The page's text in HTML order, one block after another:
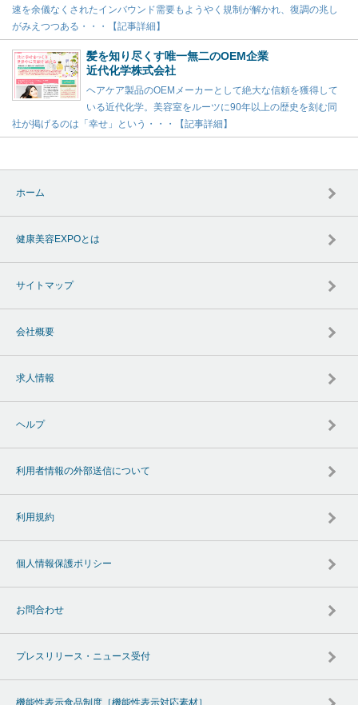
速を余儀なくされたインバウンド需要もようやく規制が解かれ、復調の兆し
がみえつつある・・・【記事詳細】
髪を知り尽くす唯一無二のOEM企業
近代化学株式会社
ヘアケア製品のOEMメーカーとして絶大な信頼を獲得して
いる近代化学。美容室をルーツに90年以上の歴史を刻む同
社が掲げるのは「幸せ」という・・・【記事詳細】
ホーム
健康美容EXPOとは
サイトマップ
会社概要
求人情報
ヘルプ
利用者情報の外部送信について
利用規約
個人情報保護ポリシー
お問合わせ
プレスリリース・ニュース受付